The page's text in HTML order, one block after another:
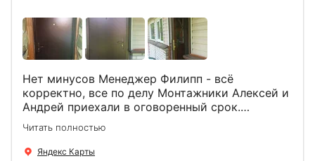
Нет минусов Менеджер Филипп - всё
корректно, все по делу Монтажники Алексей и
Андрей приехали в оговоренный срок.
Демонтировали старую дверь и установили
новую буквально за час Быстро и качественно
+ нормальные цены Всем большое спасибо
Читать полностью
Яндекс Карты